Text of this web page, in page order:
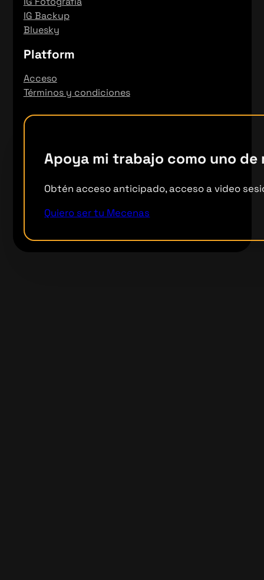
IG Backup
Bluesky
Platform
Acceso
Términos y condiciones
Apoya mi trabajo como uno de
Obtén acceso anticipado, acceso a video
Quiero ser tu Mecenas